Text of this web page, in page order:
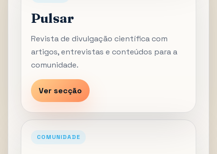
Pulsar
Revista de divulgação científica com
artigos, entrevistas e conteúdos para a
comunidade.
Ver secção
COMUNIDADE